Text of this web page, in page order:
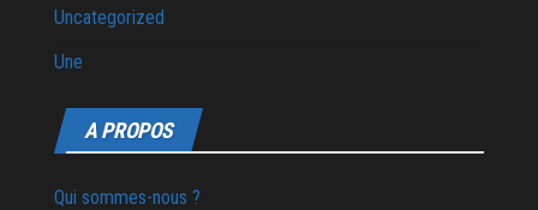
Uncategorized
Une
A PROPOS
Qui sommes-nous ?